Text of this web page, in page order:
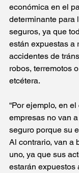
económica en el
determinante para
seguros, ya que
están expuestas a
accidentes de
robos, terremotos
etcétera.
“Por ejemplo, en
empresas no van
seguro porque su
Al contrario, van a
uno, ya que sus
estarán expuestos